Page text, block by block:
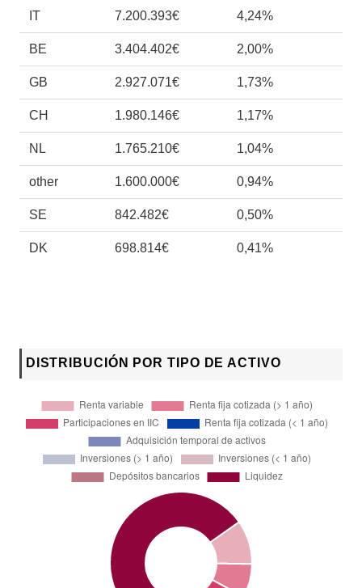
IT 7.200.393€ 4,24%
BE 3.404.402€ 2,00%
GB 2.927.071€ 1,73%
CH 1.980.146€ 1,17%
NL 1.765.210€ 1,04%
other 1.600.000€ 0,94%
SE 842.482€ 0,50%
DK 698.814€ 0,41%
DISTRIBUCIÓN POR TIPO DE ACTIVO